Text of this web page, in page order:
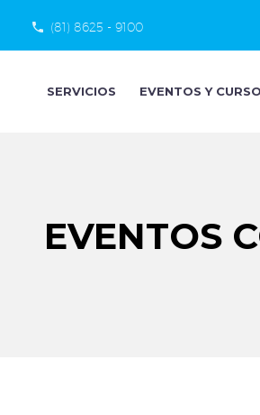
(81) 8625 - 9100
SERVICIOS EVENTOS Y
EVENTOS